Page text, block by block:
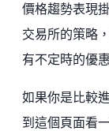
價格趨勢表現
交易所的策略
有不定時的優
如果你是比較
到這個頁面看